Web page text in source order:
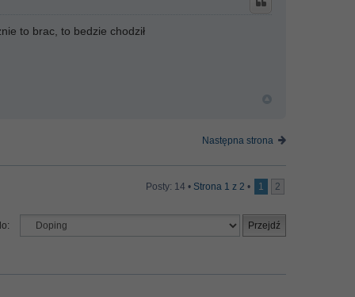
to brac, to bedzie chodził
Następna strona
Posty: 14 • Strona 1 z 2 • 1 2